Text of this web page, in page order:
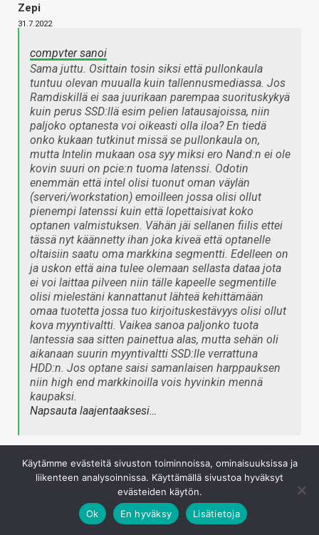
Zepi
31.7.2022
compvter sanoi
Sama juttu. Osittain tosin siksi että pullonkaula
tuntuu olevan muualla kuin tallennusmediassa. Jos
Ramdiskillä ei saa juurikaan parempaa suorituskykyä
kuin perus SSD:llä esim pelien latausajoissa, niin
paljoko optanesta voi oikeasti olla iloa? En tiedä
onko kukaan tutkinut missä se pullonkaula on,
mutta Intelin mukaan osa syy miksi ero Nand:n ei ole
kovin suuri on pcie:n tuoma latenssi. Odotin
enemmän että intel olisi tuonut oman väylän
(serveri/workstation) emoilleen jossa olisi ollut
pienempi latenssi kuin että lopettaisivat koko
optanen valmistuksen. Vähän jäi sellanen fiilis ettei
tässä nyt käännetty ihan joka kiveä että optanelle
oltaisiin saatu oma markkina segmentti. Edelleen on
ja uskon että aina tulee olemaan sellasta dataa jota
ei voi laittaa pilveen niin tälle kapeelle segmentille
olisi mielestäni kannattanut lähteä kehittämään
omaa tuotetta jossa tuo kirjoituskestävyys olisi ollut
kova myyntivaltti. Vaikea sanoa paljonko tuota
lantessia saa sitten painettua alas, mutta sehän oli
aikanaan suurin myyntivaltti SSD:lle verrattuna
HDD:n. Jos optane saisi samanlaisen harppauksen
niin high end markkinoilla vois hyvinkin mennä
kaupaksi.
Napsauta laajentaaksesi…
markkinoille M.2 liitäntäisenä ssd:nä. Se selkeästi pilasi
Kirjaudu sisään vastataksesi
Käytämme evästeitä sivuston toiminnoissa, ominaisuuksissa ja
liikenteen analysoinnissa. Käyttämällä sivustoa hyväksyt
evästeiden käytön.
Ok
En hyväksy Lisätietoja